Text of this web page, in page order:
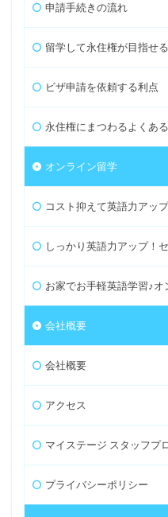
申請手続きの流れ
留学して永住権が目指せ
ビザ申請を依頼する利点
永住権にまつわるよくあ
オンライン留学
コスト抑えて英語力アッ
しっかり英語力アップ！
お家でお手軽英語学習♪オ
会社概要
会社概要
アクセス
マイステージ スタッフプ
プライバシーポリシー